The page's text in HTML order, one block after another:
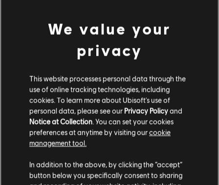
НОВИЙ
Kорабельний набір «Морський змій»
€ 9,99
Rainbow Six. Облога
€ 39,99
Гадаємо, ваша країна —
Америки.
We value your
privacy
This website processes personal data through the
use of online tracking technologies, including
cookies. To learn more about Ubisoft's use of
personal data, please see our Privacy Policyand
Notice at Collection. You can set your cookies
preferences at anytime by visiting ourcookie
management tool.
In addition to the above, by clicking the “accept”
button below you specifically consent to sharing